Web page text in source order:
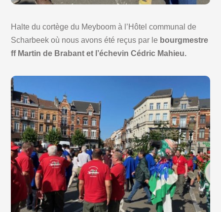
Halte du cortège du Meyboom à l’Hôtel communal de
Scharbeek où nous avons été reçus par le bourgmestre
ff Martin de Brabant et l’échevin Cédric Mahieu.